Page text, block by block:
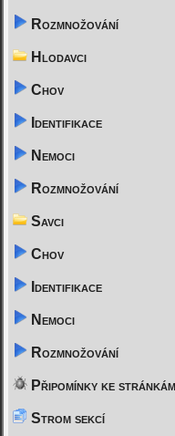
Rozmnožování
Hlodavci
Chov
Identifikace
Nemoci
Rozmnožování
Savci
Chov
Identifikace
Nemoci
Rozmnožování
Připomínky ke stránkám
Strom sekcí